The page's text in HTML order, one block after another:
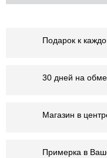
Подарок к
30 дней на
Магазин в
Примерка в